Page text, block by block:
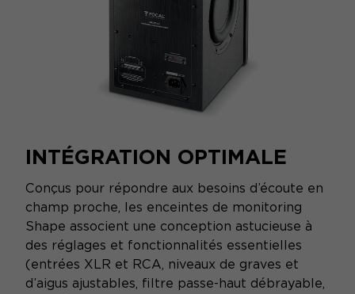
INTÉGRATION OPTIMALE
Conçus pour répondre aux besoins d’écoute en
champ proche, les enceintes de monitoring
Shape associent une conception astucieuse à
des réglages et fonctionnalités essentielles
(entrées XLR et RCA, niveaux de graves et
d’aigus ajustables, filtre passe-haut débrayable,